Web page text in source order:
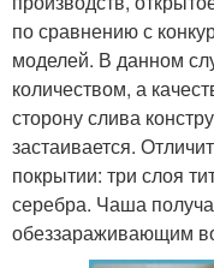
по сравнению с
моделей. В данном
количеством, а
сторону слива
застаивается.
покрытии: три слоя
серебра. Чаша
обеззараживающим